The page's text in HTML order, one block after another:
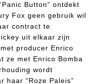
Button” ontdekt
Fox geen gebruik wil
contract te
uit elkaar zijn
producer Enrico
ze met Enrico Bomba
wordt
haar “Roze Paleis”